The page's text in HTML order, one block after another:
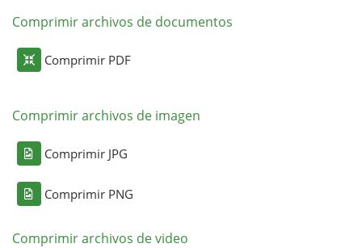
Comprimir archivos de documentos
Comprimir PDF
Comprimir archivos de imagen
Comprimir JPG
Comprimir PNG
Comprimir archivos de video